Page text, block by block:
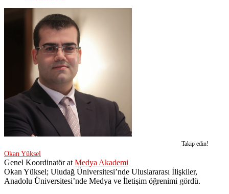
Takip edin!
Okan Yüksel
Genel Koordinatörat Medya Akademi
Okan Yüksel; Uludağ Üniversitesi’nde Uluslararası İlişkiler,
Anadolu Üniversitesi’nde Medya ve İletişim öğrenimi gördü.